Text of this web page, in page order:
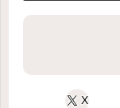
X